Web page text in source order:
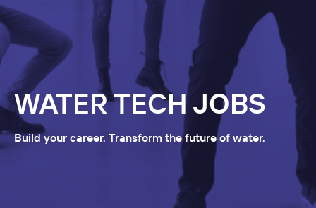
WATER TECH JOBS
Build your career. Transform the future of water.